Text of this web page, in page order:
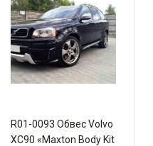
R01-0093 Обвес Volvo
XC90 «Maxton Body Kit